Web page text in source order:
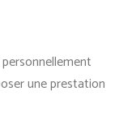
une prestation